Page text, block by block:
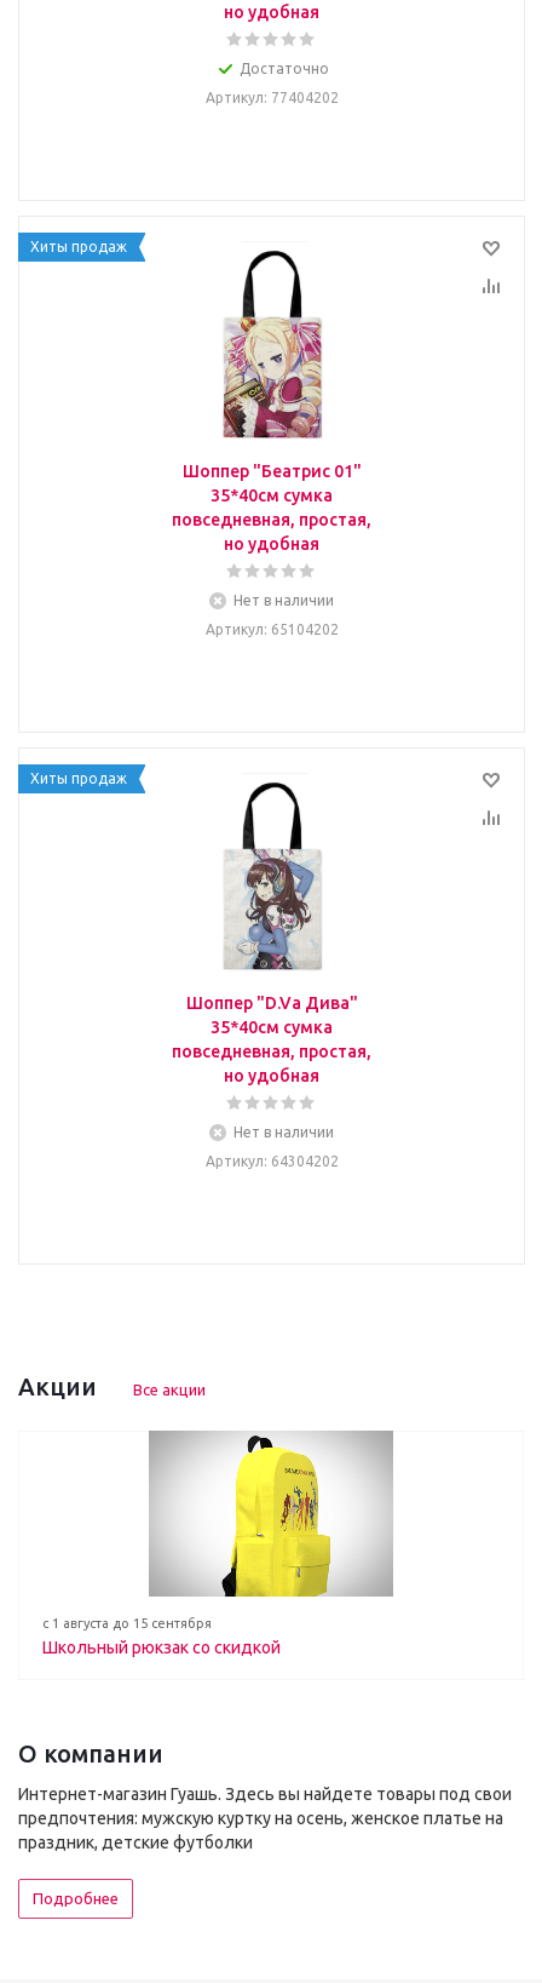
но удобная
Достаточно
Артикул: 77404202
Хиты продаж
Шоппер "Беатрис 01"
35*40см сумка
повседневная, простая,
но удобная
Нет в наличии
Артикул: 65104202
Хиты продаж
Шоппер "D.Va Дива"
35*40см сумка
повседневная, простая,
но удобная
Нет в наличии
Артикул: 64304202
Акции Все акции
с 1 августа до 15 сентября
Школьный рюкзак со скидкой
О компании
Интернет-магазин Гуашь. Здесь вы найдете товары под свои
предпочтения: мужскую куртку на осень, женское платье на
праздник, детские футболки
Подробнее